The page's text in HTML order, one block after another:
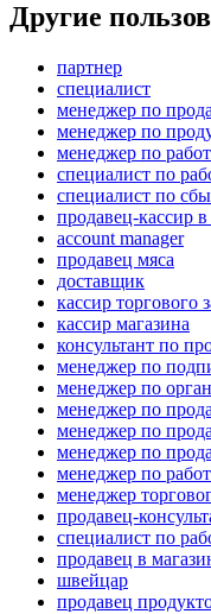
Другие
партнер
специалист
менеджер по
менеджер по
менеджер по
специалист по
специалист по
продавец-кассир
account manager
продавец мяса
доставщик
кассир торгового
кассир магазина
консультант по
менеджер по
менеджер по
менеджер по
менеджер по
менеджер по
менеджер по
менеджер
продавец-
специалист по
продавец в
швейцар
продавец